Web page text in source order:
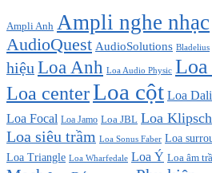
Ampli Anh Ampli nghe nhạc
AudioQuest AudioSolutions Bladelius
hiệu Loa Anh Loa Audio Physic
Loa centerLoa cột Loa Dali
Loa Focal Loa Jamo Loa JBL Loa Klipsch
Loa siêu trầm Loa Sonus Faber Loa
Loa Triangle Loa Wharfedale Loa Ý Loa âm